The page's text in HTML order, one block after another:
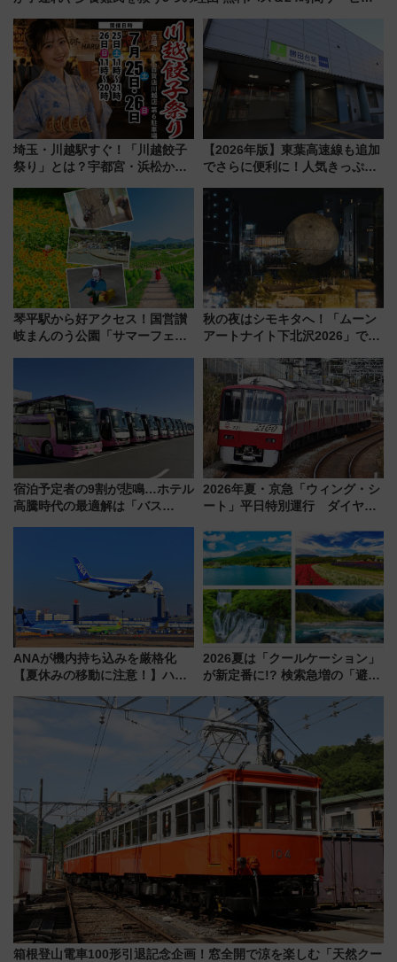
埼玉・川越駅すぐ！「川越餃子
祭り」とは？宇都宮・浜松から
を食べ比べ【7月25日・26日開
催】
【2026年版】東葉高速線も追加
でさらに便利に！人気きっぷ
今年も発売 秋・早春に千葉県を
巡るなら使い勝手・コスパ抜群
琴平駅から好アクセス！国営讃
岐まんのう公園「サマーフェス
秋の夜はシモキタへ！「ムーン
アートナイト下北沢2026」でイ
を満喫しよう
宿泊予定者の9割が悲鳴…ホテル
高騰時代の最適解は「バス
アルな懐事情
2026年夏・京急「ウィング・シ
ート」平日特別運行 ダイヤ・
三浦海岸を堪能できるお出かけ
プランもご紹介
ANAが機内持ち込みを厳格化
【夏休みの移動に注意！】ハン
「身の回り品」新サイズ制限
(40×30×20cm)おさらい
2026夏は「クールケーション」
が新定番に!? 検索急増の「避暑
と移動を楽しむ、電車で行くお
すすめ観光情報も
箱根登山電車100形引退記念企画！窓全開で涼を楽しむ「天然クー